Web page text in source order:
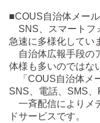
■COUS自治体メー
SNS、スマートフ
急速に多様化してい
自治体広報手段の
体様も多いのではな
「COUS自治体メ
SNS、電話、SMS、
一斉配信によりメ
ドサービスです。